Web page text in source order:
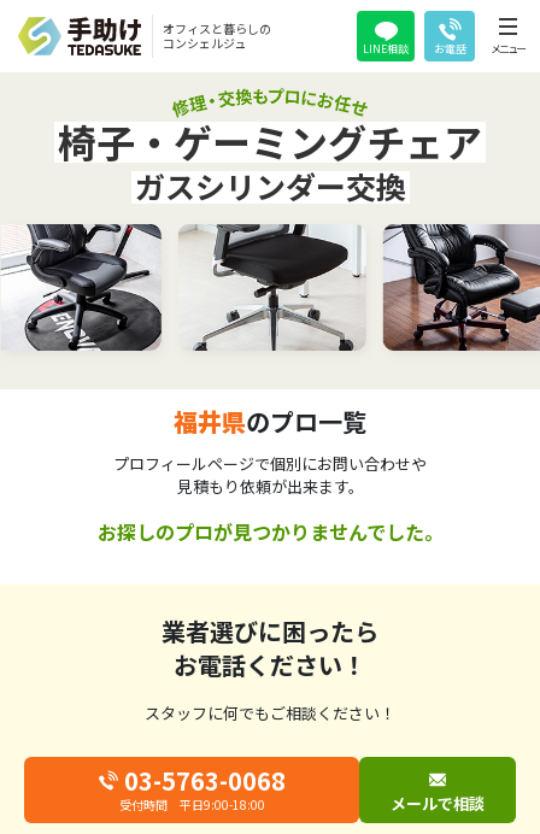
オフィスと暮らしの
コンシェルジュ
LINE相談 お電話 メニュー
椅子・ゲーミングチェア
ガスシリンダー交換
福井県のプロ一覧
プロフィールページで個別にお問い合わせや
見積もり依頼が出来ます。
お探しのプロが見つかりませんでした。
業者選びに困ったら
お電話ください！
スタッフに何でもご相談ください！
03-5763-0068
受付時間 平日9:00-18:00 メールで相談